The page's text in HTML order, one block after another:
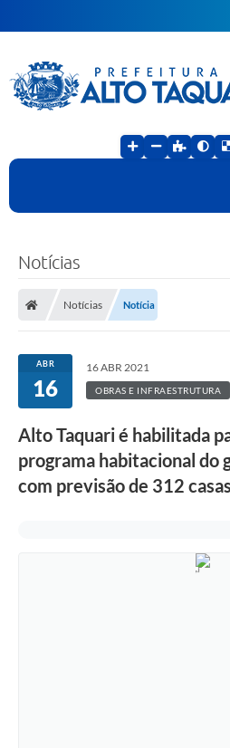
Notícias
Notícias Notícia
ABR
16
16 ABR 2021
OBRAS E INFRAESTRUTURA
Alto Taquari é habilitada
programa habitacional do
com previsão de 312